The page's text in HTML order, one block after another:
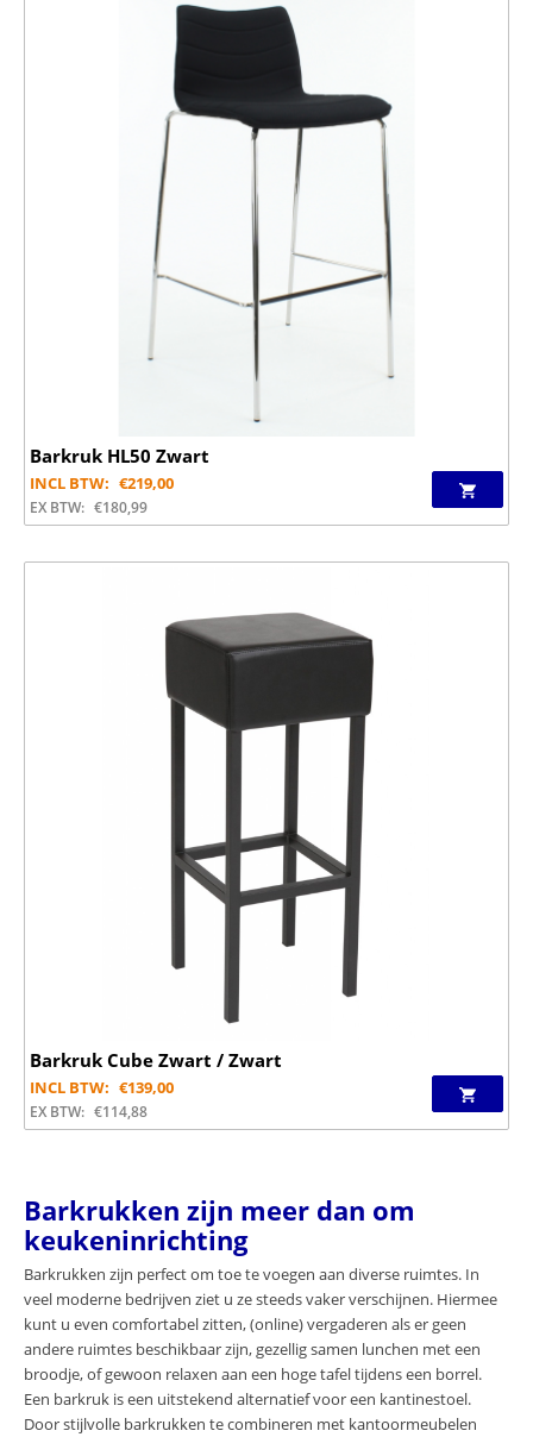
Barkruk HL50 Zwart
INCL BTW: €219,00
EX BTW: €180,99
Barkruk Cube Zwart / Zwart
INCL BTW: €139,00
EX BTW: €114,88
Barkrukken zijn meer dan om
keukeninrichting
Barkrukken zijn perfect om toe te voegen aan diverse ruimtes. In
veel moderne bedrijven ziet u ze steeds vaker verschijnen. Hiermee
kunt u even comfortabel zitten, (online) vergaderen als er geen
andere ruimtes beschikbaar zijn, gezellig samen lunchen met een
broodje, of gewoon relaxen aan een hoge tafel tijdens een borrel.
Een barkruk is een uitstekend alternatief voor een kantinestoel.
Door stijlvolle barkrukken te combineren met kantoormeubelen